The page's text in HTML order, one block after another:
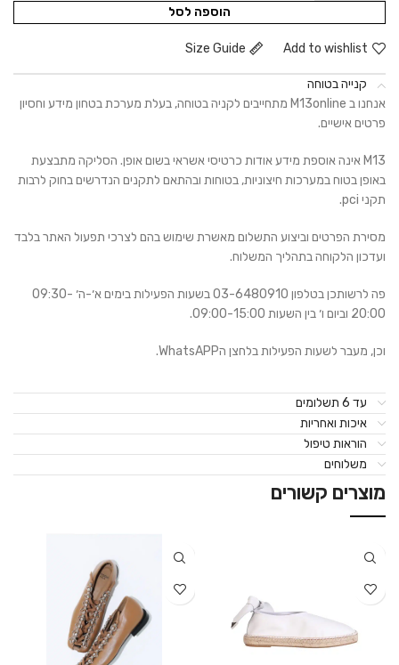
הוספה לסל
Add to wishlist
Size Guide
קנייה בטוחה
אנחנו ב M13online מתחייבים לקניה בטוחה, בעלת מערכת בטחון מידע וחסיון
פרטים אישיים.
M13 אינה אוספת מידע אודות כרטיסי אשראי בשום אופן. הסליקה מתבצעת
באופן בטוח במערכות חיצוניות, בטוחות ובהתאם לתקנים הנדרשים בחוק לרבות
תקני pci.
מסירת הפרטים וביצוע התשלום מאשרת שימוש בהם לצרכי תפעול האתר בלבד
ועדכון הלקוחה בתהליך המשלוח.
פה לרשותכן בטלפון 03-6480910 בשעות הפעילות בימים א׳-ה׳ 09:30-
20:00 וביום ו׳ בין השעות 09:00-15:00.
וכן, מעבר לשעות הפעילות בלחצן הWhatsAPP.
עד 6 תשלומים
איכות ואחריות
הוראות טיפול
משלוחים
מוצרים קשורים